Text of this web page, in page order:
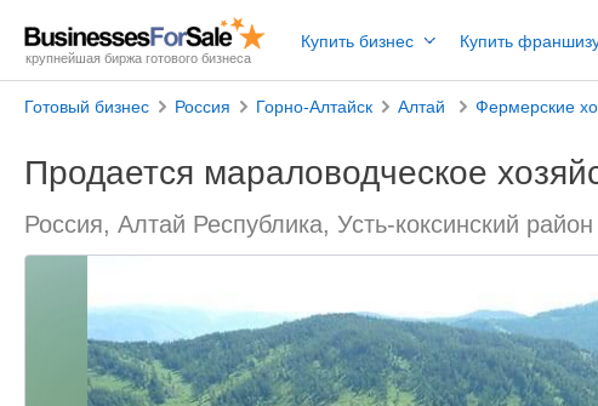
крупнейшая биржа готового бизнеса
Купить бизнес Купить
Готовый бизнес Россия Горно-Алтайск Алтай Фермерские
Продается мараловодческое
Россия, Алтай Республика, Усть-коксинский район